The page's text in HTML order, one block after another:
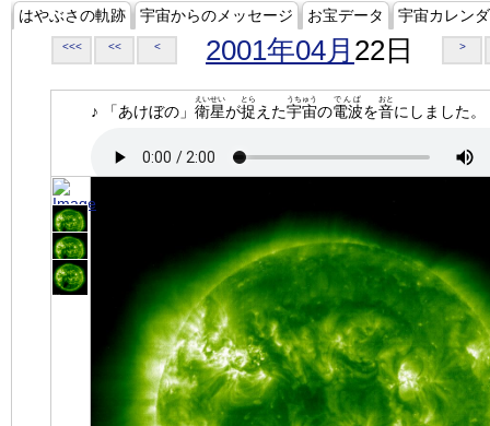
はやぶさの軌跡 宇宙からのメッセージ お宝データ 宇宙カレン
<<< << < 2001年04月 22日 >
♪ 「あけぼの」 衛星
えいせい
が捉
とら
えた宇宙
うちゅう
の電波
でんぱ
を音
おと
にしました。